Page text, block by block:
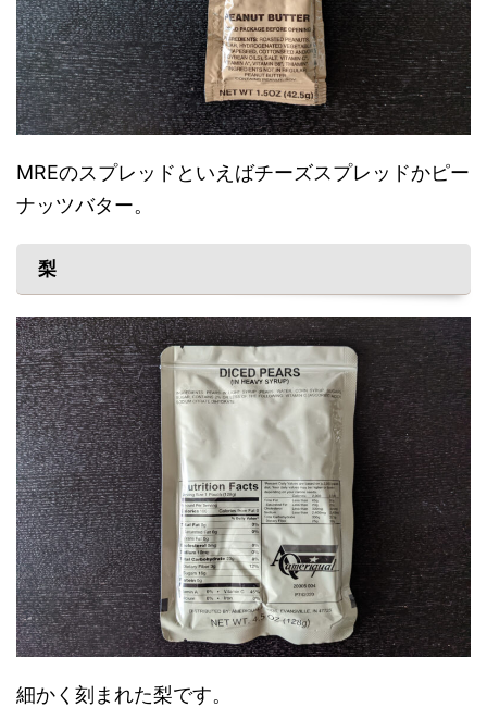
MREのスプレッドといえばチーズスプレッドかピー
ナッツバター。
梨
細かく刻まれた梨です。